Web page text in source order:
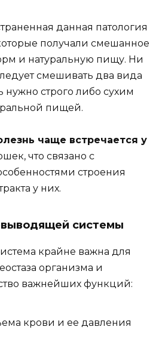
данная патология
получали смешанное
и натуральную пищу. Ни
смешивать два вида
нужно строго либо сухим
пищей.
чаще встречается у
что связано с
строения
у них.
системы
крайне важна для
организма и
важнейших функций:
крови и ее давления